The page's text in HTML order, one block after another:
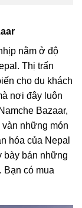
nằm ở độ
Thị trấn
cho du khách
nơi đây luôn
Bazaar,
những món
hóa của Nepal
bày bán những
Bạn có mua